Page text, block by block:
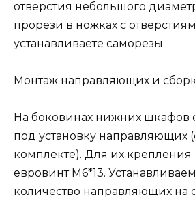
отверстия небольшого
прорези в ножках с
устанавливаете саморезы.
Монтаж направляющих и
На боковинах нижних шкафов
под установку направляющих
комплекте). Для их крепления
евровинт М6*13.
количество направляющих на